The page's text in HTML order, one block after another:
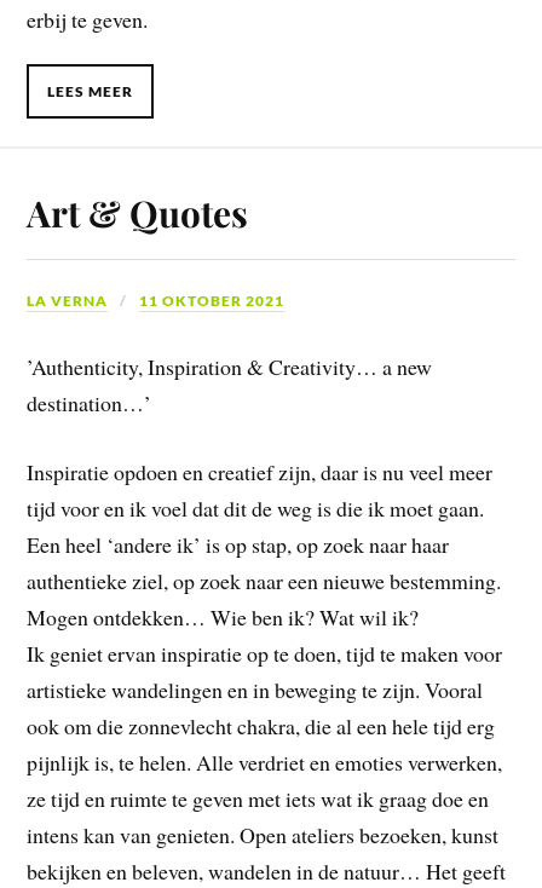
erbij te geven.
LEES MEER
Art & Quotes
LA VERNA 11 OKTOBER 2021
’Authenticity, Inspiration & Creativity… a new
destination…’
Inspiratie opdoen en creatief zijn, daar is nu veel meer
tijd voor en ik voel dat dit de weg is die ik moet gaan.
Een heel ‘andere ik’ is op stap, op zoek naar haar
authentieke ziel, op zoek naar een nieuwe bestemming.
Mogen ontdekken… Wie ben ik? Wat wil ik?
Ik geniet ervan inspiratie op te doen, tijd te maken voor
artistieke wandelingen en in beweging te zijn. Vooral
ook om die zonnevlecht chakra, die al een hele tijd erg
pijnlijk is, te helen. Alle verdriet en emoties verwerken,
ze tijd en ruimte te geven met iets wat ik graag doe en
intens kan van genieten. Open ateliers bezoeken, kunst
bekijken en beleven, wandelen in de natuur… Het geeft